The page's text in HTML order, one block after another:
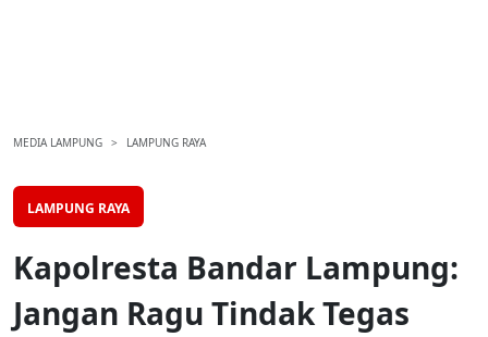
MEDIA LAMPUNG LAMPUNG RAYA
LAMPUNG RAYA
Kapolresta Bandar Lampung:
Jangan Ragu Tindak Tegas